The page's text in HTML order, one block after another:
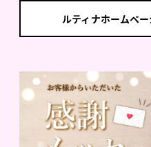
ルティナホームペ